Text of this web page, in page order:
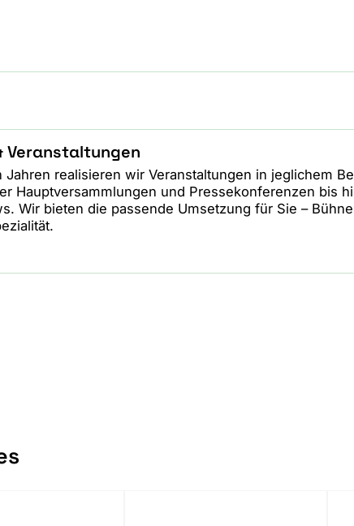
Veranstaltungen
Jahren realisieren wir Veranstaltungen in jeglichem
Hauptversammlungen und Pressekonferenzen bis
Wir bieten die passende Umsetzung für Sie –